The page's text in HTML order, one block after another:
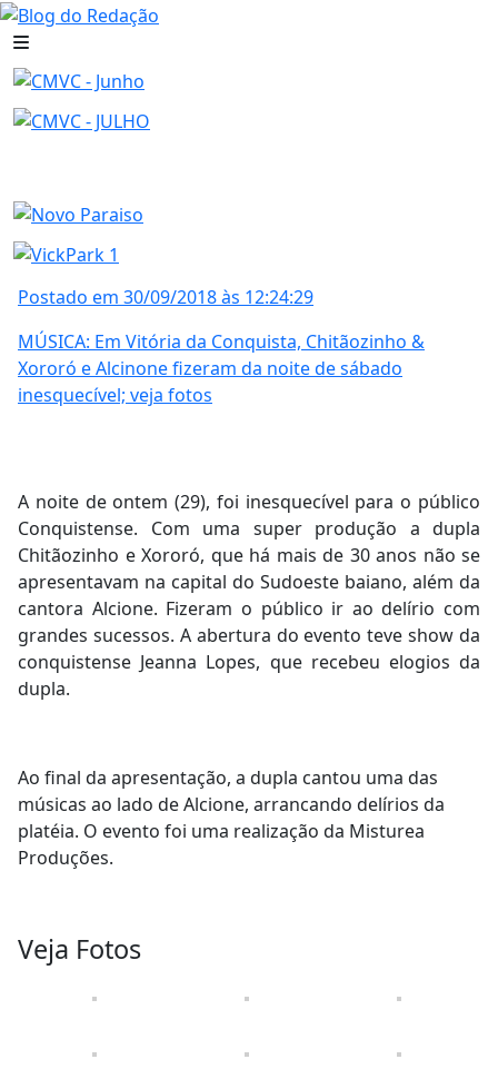
Postado em 30/09/2018 às 12:24:29
MÚSICA: Em Vitória da Conquista, Chitãozinho &
Xororó e Alcinone fizeram da noite de sábado
inesquecível; veja fotos
A noite de ontem (29), foi inesquecível para o público
Conquistense. Com uma super produção a dupla
Chitãozinho e Xororó, que há mais de 30 anos não se
apresentavam na capital do Sudoeste baiano, além da
cantora Alcione. Fizeram o público ir ao delírio com
grandes sucessos. A abertura do evento teve show da
conquistense Jeanna Lopes, que recebeu elogios da
dupla.
Ao final da apresentação, a dupla cantou uma das
músicas ao lado de Alcione, arrancando delírios da
platéia. O evento foi uma realização da Misturea
Produções.
Veja Fotos